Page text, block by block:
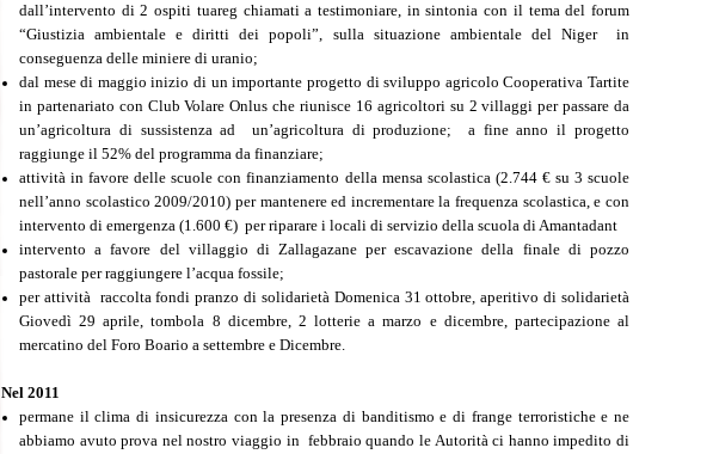
dall’intervento di 2 ospiti tuareg chiamati a testimoniare, in sintonia con il tema del forum
“Giustizia ambientale e diritti dei popoli”, sulla situazione ambientale del Niger in
conseguenza delle miniere di uranio;
dal mese di maggio inizio di un importante progetto di sviluppo agricolo Cooperativa Tartite
in partenariato con Club Volare Onlus che riunisce 16 agricoltori su 2 villaggi per passare da
un’agricoltura di sussistenza ad un’agricoltura di produzione; a fine anno il progetto
raggiunge il 52% del programma da finanziare;
attività in favore delle scuole con finanziamento della mensa scolastica (2.744 € su 3 scuole
nell’anno scolastico 2009/2010) per mantenere ed incrementare la frequenza scolastica, e con
intervento di emergenza (1.600 €) per riparare i locali di servizio della scuola di Amantadant
intervento a favore del villaggio di Zallagazane per escavazione della finale di pozzo
pastorale per raggiungere l’acqua fossile;
per attività raccolta fondi pranzo di solidarietà Domenica 31 ottobre, aperitivo di solidarietà
Giovedì 29 aprile, tombola 8 dicembre, 2 lotterie a marzo e dicembre, partecipazione al
mercatino del Foro Boario a settembre e Dicembre.
Nel 2011
permane il clima di insicurezza con la presenza di banditismo e di frange terroristiche e ne
abbiamo avuto prova nel nostro viaggio in febbraio quando le Autorità ci hanno impedito di